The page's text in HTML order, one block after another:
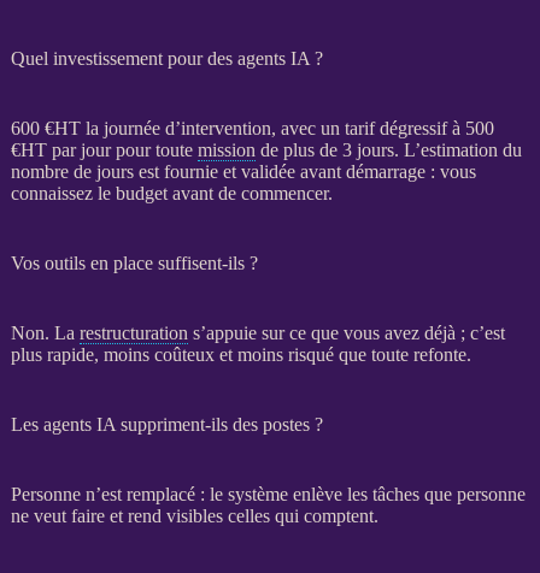
Quel investissement pour des agents IA ?
600 €HTla journée d’intervention, avec un tarif dégressif à 500
€HTpar jour pour toute mission de plus de 3 jours. L’estimation du
nombre de jours est fournie et validée avant démarrage : vous
connaissez le budget avant de commencer.
Vos outils en place suffisent-ils ?
Non. La restructuration s’appuie sur ce que vous avez déjà ; c’est
plus rapide, moins coûteux et moins risqué que toute refonte.
Les agents IA suppriment-ils des postes ?
Personne n’est remplacé : le système enlève les tâches que personne
ne veut faire et rend visibles celles qui comptent.